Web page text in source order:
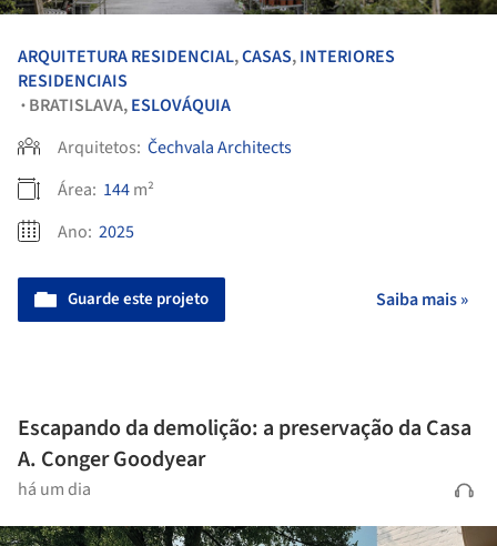
ARQUITETURA RESIDENCIAL,CASAS,INTERIORES
RESIDENCIAIS
• BRATISLAVA,ESLOVÁQUIA
Arquitetos: Čechvala Architects
Área: 144m²
Ano: 2025
Guarde este projeto Saiba mais »
Escapando da demolição: a preservação da Casa
A. Conger Goodyear
há um dia